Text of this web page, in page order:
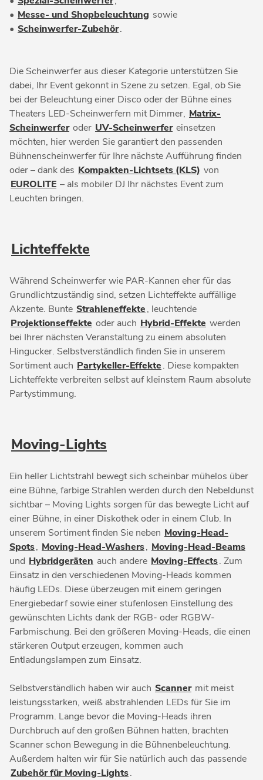
• Messe- und Shopbeleuchtung sowie
• Scheinwerfer-Zubehör.
Die Scheinwerfer aus dieser Kategorie unterstützen Sie
dabei, Ihr Event gekonnt in Szene zu setzen. Egal, ob Sie
bei der Beleuchtung einer Disco oder der Bühne eines
Theaters LED-Scheinwerfern mit Dimmer, Matrix-
Scheinwerfer oder UV-Scheinwerfer einsetzen
möchten, hier werden Sie garantiert den passenden
Bühnenscheinwerfer für Ihre nächste Aufführung finden
oder – dank des Kompakten-Lichtsets (KLS) von
EUROLITE – als mobiler DJ Ihr nächstes Event zum
Leuchten bringen.
Lichteffekte
Während Scheinwerfer wie PAR-Kannen eher für das
Grundlichtzuständig sind, setzen Lichteffekte auffällige
Akzente. Bunte Strahleneffekte, leuchtende
Projektionseffekte oder auch Hybrid-Effekte werden
bei Ihrer nächsten Veranstaltung zu einem absoluten
Hingucker. Selbstverständlich finden Sie in unserem
Sortiment auch Partykeller-Effekte. Diese kompakten
Lichteffekte verbreiten selbst auf kleinstem Raum absolute
Partystimmung.
Moving-Lights
Ein heller Lichtstrahl bewegt sich scheinbar mühelos über
eine Bühne, farbige Strahlen werden durch den Nebeldunst
sichtbar – Moving Lights sorgen für das bewegte Licht auf
einer Bühne, in einer Diskothek oder in einem Club. In
unserem Sortiment finden Sie neben Moving-Head-
Spots, Moving-Head-Washers, Moving-Head-Beams
und Hybridgeräten auch andere Moving-Effects. Zum
Einsatz in den verschiedenen Moving-Heads kommen
häufig LEDs. Diese überzeugen mit einem geringen
Energiebedarf sowie einer stufenlosen Einstellung des
gewünschten Lichts dank der RGB- oder RGBW-
Farbmischung. Bei den größeren Moving-Heads, die einen
stärkeren Output erzeugen, kommen auch
Entladungslampen zum Einsatz.
Selbstverständlich haben wir auch Scanner mit meist
leistungsstarken, weiß abstrahlenden LEDs für Sie im
Programm. Lange bevor die Moving-Heads ihren
Durchbruch auf den großen Bühnen hatten, brachten
Scanner schon Bewegung in die Bühnenbeleuchtung.
Außerdem halten wir für Sie natürlich auch das passende
Zubehör für Moving-Lights.